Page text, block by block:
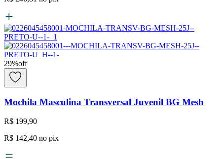
29%off
Mochila Masculina Transversal Juvenil BG Mesh
R$ 199,90
R$ 142,40 no pix